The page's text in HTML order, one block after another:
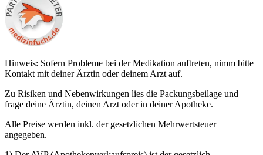
Hinweis: Sofern Probleme bei der Medikation auftreten, nimm bitte
Kontakt mit deiner Ärztin oder deinem Arzt auf.
Zu Risiken und Nebenwirkungen lies die Packungsbeilage und
frage deine Ärztin, deinen Arzt oder in deiner Apotheke.
Alle Preise werden inkl. der gesetzlichen Mehrwertsteuer
angegeben.